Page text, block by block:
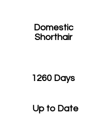
Domestic
Shorthair
1260 Days
Up to Date